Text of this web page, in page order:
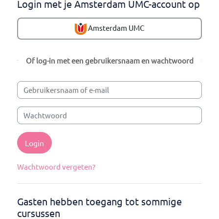
Login met je Amsterdam UMC-account op
Amsterdam UMC
Of log-in met een gebruikersnaam en wachtwoord
Gebruikersnaam of e-mail
Wachtwoord
Login
Wachtwoord vergeten?
Gasten hebben toegang tot sommige
cursussen